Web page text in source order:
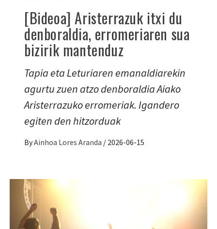
[Bideoa] Aristerrazuk itxi du
denboraldia, erromeriaren sua
bizirik mantenduz
Tapia eta Leturiaren emanaldiarekin
agurtu zuen atzo denboraldia Aiako
Aristerrazuko erromeriak. Igandero
egiten den hitzorduak
ByAinhoa Lores Aranda / 2026-06-15